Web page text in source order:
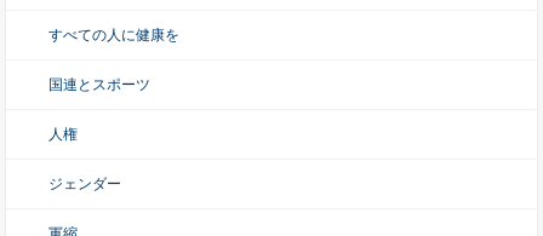
すべての人に健康を
国連とスポーツ
人権
ジェンダー